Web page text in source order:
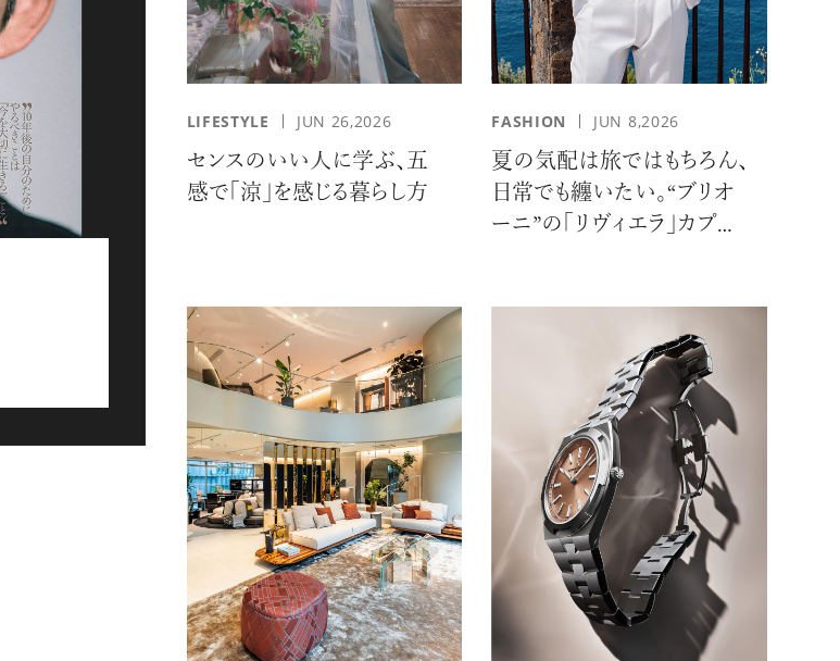
LIFESTYLE JUN 26,2026
センスのいい人に学ぶ、五
感で「涼」を感じる暮らし方
FASHION JUN 8,2026
夏の気配は旅ではもちろん、
日常でも纏いたい。“ブリオ
ーニ”の「リヴィエラ」カプセ